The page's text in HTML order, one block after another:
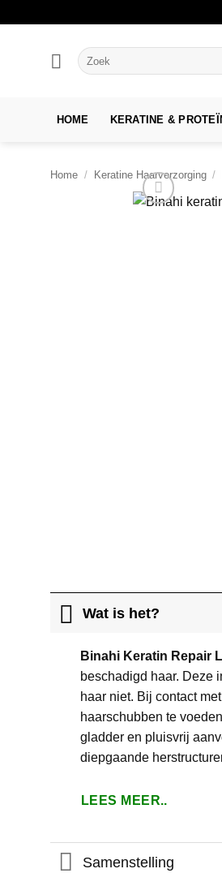
Zoeken
naar:
HOME KERATINE &
Home / Keratine Haarverzorging /
Wat is het?
Binahi Keratin Repair
beschadigd haar. Deze
haar niet. Bij contact
haarschubben te
gladder en pluisvrij
diepgaande
LEES MEER..
Samenstelling